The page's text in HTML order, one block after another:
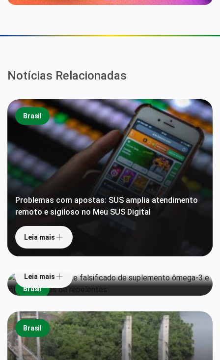
Notícias Relacionadas
Brasil
Problemas com apostas: SUS amplia atendimento
remoto e sigiloso no Meu SUS Digital
Leia mais
Brasil
Anvisa proíbe lote falsificado de suplemento
ômega-3 e interdita lotes de repelentes
Leia mais
Brasil